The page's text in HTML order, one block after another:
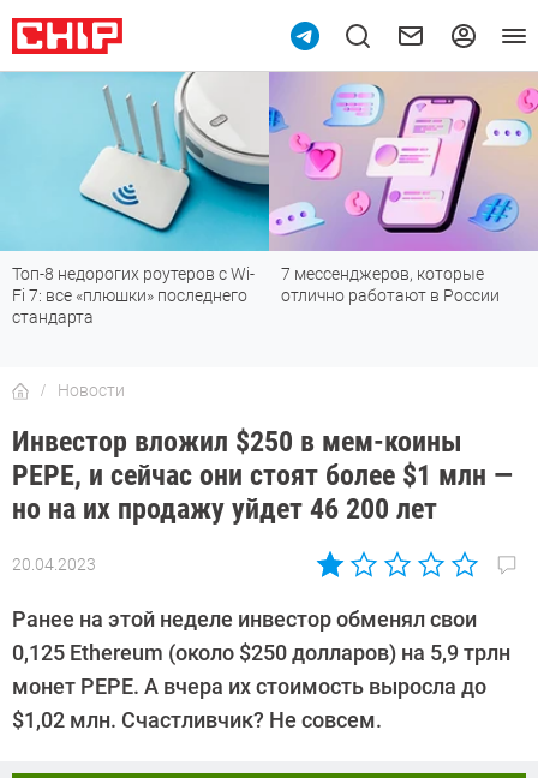
Топ-8 недорогих роутеров с Wi-
Fi 7: все «плюшки» последнего
стандарта
7 мессенджеров, которые
отлично работают в России
Новости
Инвестор вложил $250 в мем-коины
PEPE, и сейчас они стоят более $1 млн —
но на их продажу уйдет 46 200 лет
20.04.2023
Автор:
Калашников
Ранее на этой неделе инвестор обменял свои
0,125 Ethereum (около $250 долларов) на 5,9 трлн
монет PEPE. А вчера их стоимость выросла до
$1,02 млн. Счастливчик? Не совсем.